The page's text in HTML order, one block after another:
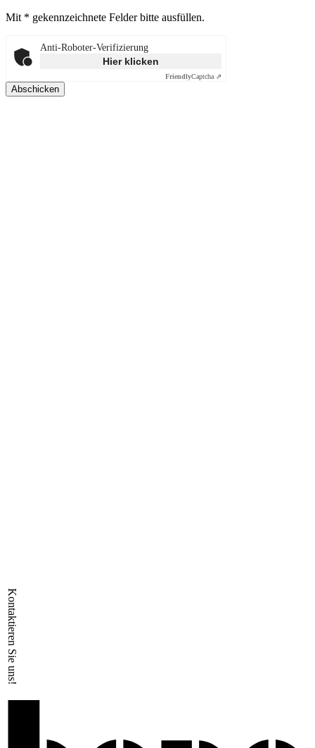
Mit * gekennzeichnete Felder bitte ausfüllen.
Anti-Roboter-Verifizierung
Hier klicken
FriendlyCaptcha ⇗
Abschicken
Kontaktieren Sie uns!